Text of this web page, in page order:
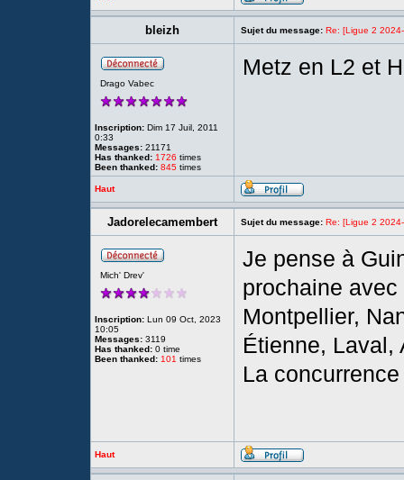
bleizh Sujet du message: Re: [Ligue 2
Drago Vabec
Inscription: Dim 17 Juil, 2011
0:33
Messages: 21171
Has thanked: 1726 times
Been thanked: 845 times
Metz en L2 et
Haut
Jadorelecamembert Sujet du message: Re: [Ligue 2
Mich' Drev'
Inscription: Lun 09 Oct, 2023
10:05
Messages: 3119
Has thanked: 0 time
Been thanked: 101 times
Je pense à
prochaine
Montpellier,
Étienne, Laval,
La
Haut